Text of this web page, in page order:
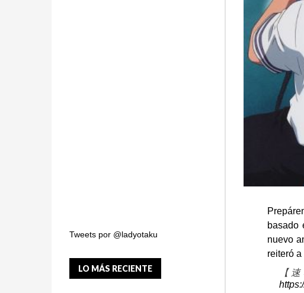
basado
nuevo
reiteró
【
Tweets por @ladyotaku
LO MÁS RECIENTE